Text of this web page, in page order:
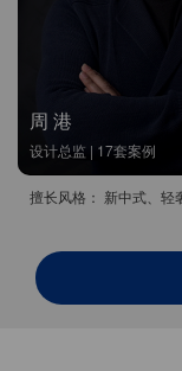
周 港
设计总监 | 17套案例
擅长风格： 新中式、轻